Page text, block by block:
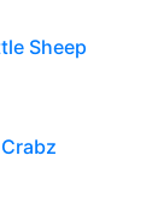
Sheep
Crabz